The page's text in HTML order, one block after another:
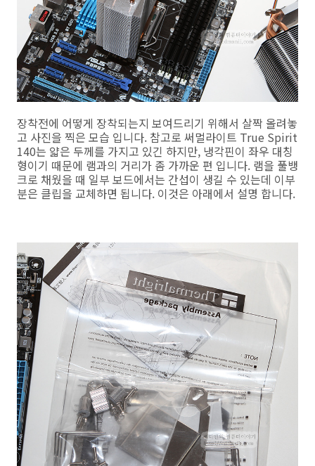
장착전에 어떻게 장착되는지 보여드리기 위해서 살짝 올려놓
고 사진을 찍은 모습 입니다. 참고로 써멀라이트 True Spirit
140는 얇은 두께를 가지고 있긴 하지만, 냉각핀이 좌우 대칭
형이기 때문에 램과의 거리가 좀 가까운 편 입니다. 램을 풀뱅
크로 채웠을 때 일부 보드에서는 간섭이 생길 수 있는데 이부
분은 클립을 교체하면 됩니다. 이것은 아래에서 설명 합니다.